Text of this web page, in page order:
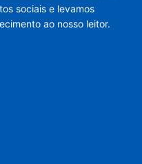
sociais e levamos
ao nosso leitor.